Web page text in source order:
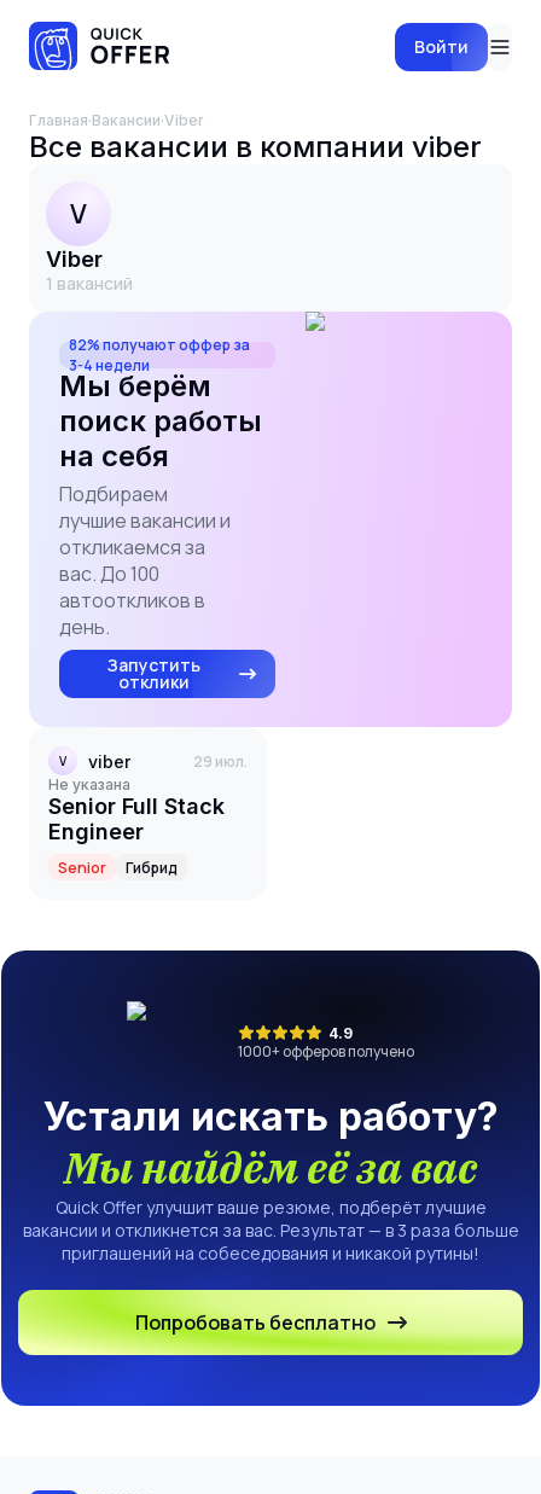
Войти
Главная·Вакансии· viber
Все вакансии в компании viber
V
viber
1 вакансий
82% получают оффер за
3-4 недели
Мы берём
поиск работы
на себя
Подбираем
лучшие вакансии и
откликаемся за
вас. До 100
автооткликов в
день.
Запустить
отклики
V viber 29 июл.
Не указана
Senior Full Stack
Engineer
Senior Гибрид
4.9
1000+ офферов получено
Устали искать работу?
Мы найдём её за вас
Quick Offer улучшит ваше резюме, подберёт лучшие
вакансии и откликнется за вас. Результат — в 3 раза больше
приглашений на собеседования и никакой рутины!
Попробовать бесплатно